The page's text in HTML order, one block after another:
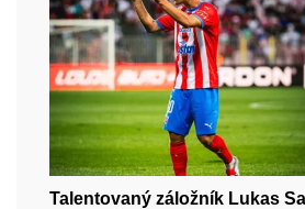
Talentovaný záložník Lukas